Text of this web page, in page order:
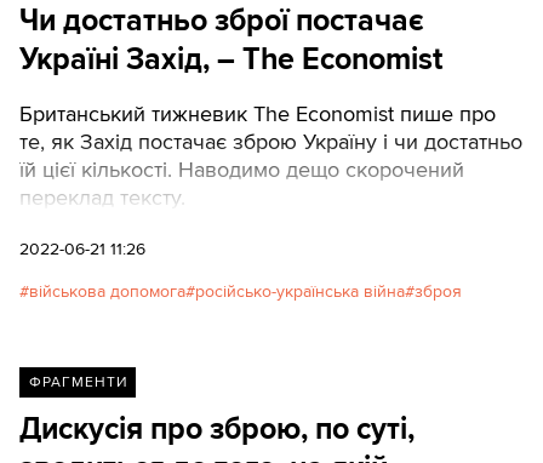
Чи достатньо зброї постачає
Україні Захід, – The Economist
Британський тижневик The Economist пише про
те, як Захід постачає зброю Україну і чи достатньо
їй цієї кількості. Наводимо дещо скорочений
переклад тексту.
2022-06-21 11:26
військова допомога російсько-українська війна зброя
ФРАГМЕНТИ
Дискусія про зброю, по суті,